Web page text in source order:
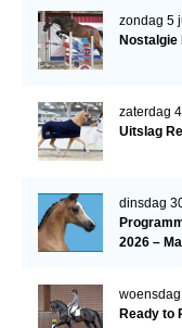
Bestuur
Regio Zuid
Bestuur
Word vrijiwilliger
Evenementen
zondag 5
Nostalgie
zaterdag
Uitslag
dinsdag
2026 –
Ready to